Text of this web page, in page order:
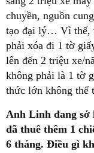
chuyền, nguồn
tạo đại lý… Vì thế,
phải xóa đi 1 tờ
lên đến 2 triệu xe/
không phải là 1 tờ
thức lớn không thể
Anh Linh đang sở
đã thuê thêm 1
6 tháng. Điều gì